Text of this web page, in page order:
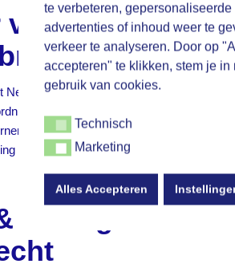
te verbeteren, gepersonaliseerde
advertenties of inhoud weer te
verkeer te analyseren. Door op
accepteren" te klikken, stem je in
gebruik van cookies.
TechnischTechnisch
MarketingMarketing
Alles Accepteren
voor het
maakt van
Nederland is gratis via PostNL als u
Uiteraard kunt u de producten
dan zijn de kosten wel voor u.
van de besteller.
14 dagen